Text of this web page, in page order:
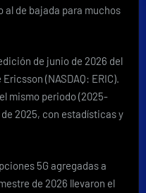
al de bajada para muchos
de junio de 2026 del
(NASDAQ: ERIC).
mismo periodo (2025-
2025, con estadísticas y
5G agregadas a
de 2026 llevaron el